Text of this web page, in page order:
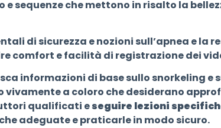
sequenze che mettono in risalto la
di sicurezza e nozioni sull’apnea e la
comfort e facilità di registrazione dei
informazioni di base sullo snorkeling e
a coloro che desiderano
qualificati eseguire lezioni
adeguate e praticarle in modo sicuro.